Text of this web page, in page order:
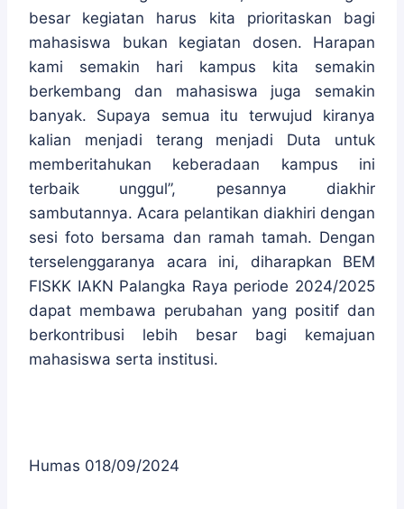
besar kegiatan harus kita prioritaskan bagi
mahasiswa bukan kegiatan dosen. Harapan
kami semakin hari kampus kita semakin
berkembang dan mahasiswa juga semakin
banyak. Supaya semua itu terwujud kiranya
kalian menjadi terang menjadi Duta untuk
memberitahukan keberadaan kampus ini
terbaik unggul”, pesannya diakhir
sambutannya. Acara pelantikan diakhiri dengan
sesi foto bersama dan ramah tamah. Dengan
terselenggaranya acara ini, diharapkan BEM
FISKK IAKN Palangka Raya periode 2024/2025
dapat membawa perubahan yang positif dan
berkontribusi lebih besar bagi kemajuan
mahasiswa serta institusi.
Humas 018/09/2024